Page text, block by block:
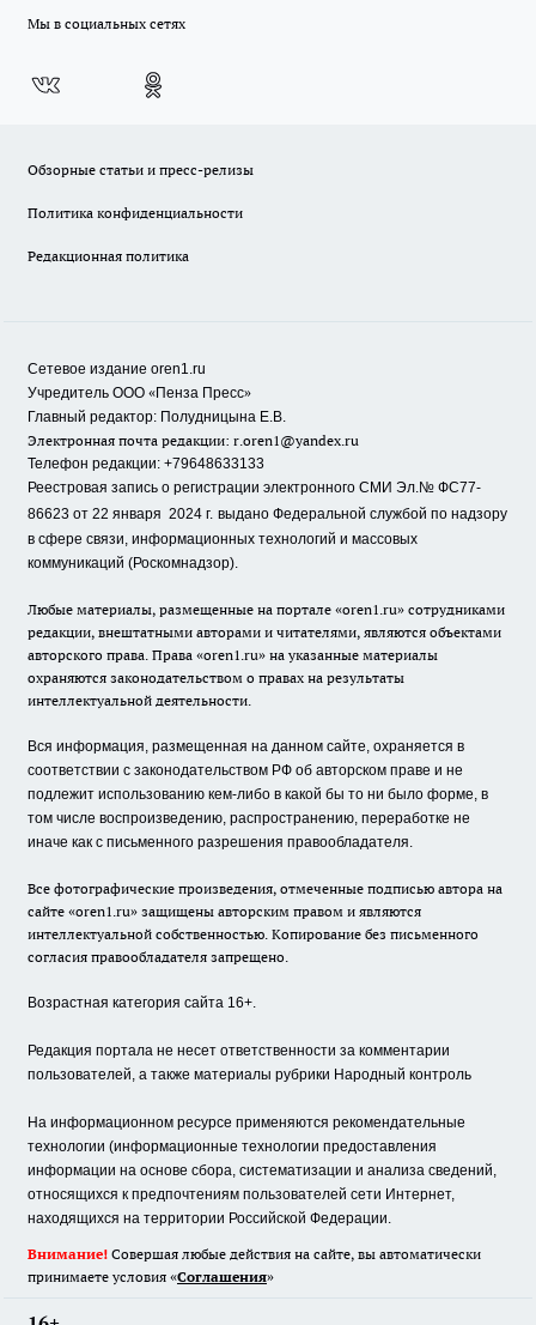
Мы в социальных сетях
Обзорные статьи и пресс-релизы
Политика конфиденциальности
Редакционная политика
Сетевое издание oren1.ru
Учредитель ООО «Пенза Пресс»
Главный редактор: Полудницына Е.В.
Электронная почта редакции: r.oren1@yandex.ru
Телефон редакции: +79648633133
Реестровая запись о регистрации электронного СМИ Эл.№ ФС77-
86623 от 22 января 2024 г. выдано Федеральной службой по надзору
в сфере связи, информационных технологий и массовых
коммуникаций (Роскомнадзор).
Любые материалы, размещенные на портале «oren1.ru» сотрудниками
редакции, внештатными авторами и читателями, являются объектами
авторского права. Права «oren1.ru» на указанные материалы
охраняются законодательством о правах на результаты
интеллектуальной деятельности.
Вся информация, размещенная на данном сайте, охраняется в
соответствии с законодательством РФ об авторском праве и не
подлежит использованию кем-либо в какой бы то ни было форме, в
том числе воспроизведению, распространению, переработке не
иначе как с письменного разрешения правообладателя.
Все фотографические произведения, отмеченные подписью автора на
сайте «oren1.ru» защищены авторским правом и являются
интеллектуальной собственностью. Копирование без письменного
согласия правообладателя запрещено.
Возрастная категория сайта 16+.
Редакция портала не несет ответственности за комментарии
пользователей, а также материалы рубрики Народный контроль
На информационном ресурсе применяются рекомендательные
технологии (информационные технологии предоставления
информации на основе сбора, систематизации и анализа сведений,
относящихся к предпочтениям пользователей сети Интернет,
находящихся на территории Российской Федерации.
Внимание! Совершая любые действия на сайте, вы автоматически
принимаете условия «Cоглашения»